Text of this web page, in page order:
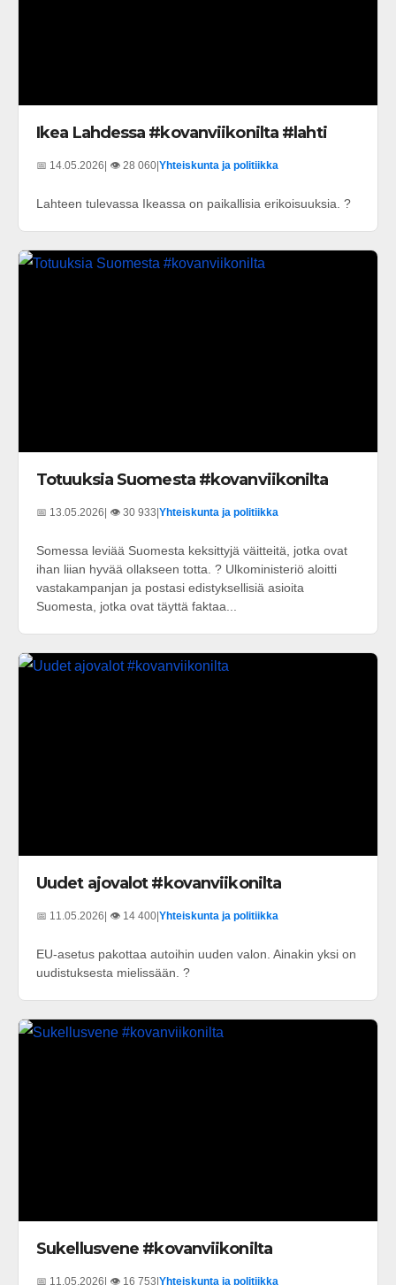
Ikea Lahdessa #kovanviikonilta #lahti
📅 14.05.2026| 👁️ 28 060|Yhteiskunta ja politiikka
Lahteen tulevassa Ikeassa on paikallisia erikoisuuksia. ?
Totuuksia Suomesta #kovanviikonilta
📅 13.05.2026 | 👁️ 30 933 Yhteiskunta ja politiikka
Somessa leviää Suomesta keksittyjä väitteitä, jotka ovat
ihan liian hyvää ollakseen totta. ? Ulkoministeriö aloitti
vastakampanjan ja postasi edistyksellisiä asioita
Suomesta, jotka ovat täyttä faktaa...
Uudet ajovalot #kovanviikonilta
📅 11.05.2026| 👁️ 14 400|Yhteiskunta ja politiikka
EU-asetus pakottaa autoihin uuden valon. Ainakin yksi on
uudistuksesta mielissään. ?
Sukellusvene #kovanviikonilta
📅 11.05.2026 | 👁️ 16 753 Yhteiskunta ja politiikka